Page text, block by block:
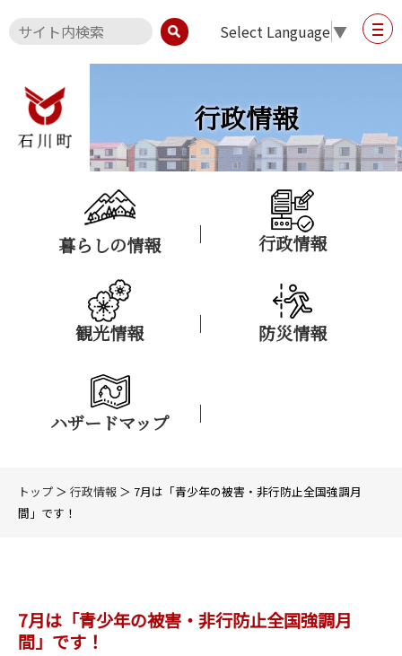
Select Language▼
行政情報
暮らしの情報 行政情報
観光情報 防災情報
ハザードマップ
トップ ＞ 行政情報 ＞ 7月は「青少年の被害・非行防止全国強調月
間」です！
7月は「青少年の被害・非行防止全国強調月
間」です！